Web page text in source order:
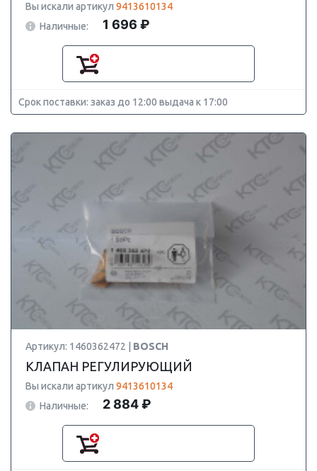
Вы искали артикул 9413610134
Наличные:
1 696 ₽
Срок поставки: заказ до 12:00 выдача к 17:00
Артикул: 1460362472 | BOSCH
КЛАПАН РЕГУЛИРУЮЩИЙ
Вы искали артикул 9413610134
Наличные:
2 884 ₽